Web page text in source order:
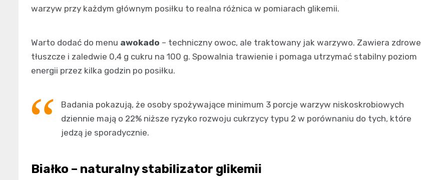
warzyw przy każdym głównym posiłku to realna różnica w pomiarach glikemii.
Warto dodać do menu awokado – techniczny owoc, ale traktowany jak warzywo. Zawiera zdrowe
tłuszcze i zaledwie 0,4 g cukru na 100 g. Spowalnia trawienie i pomaga utrzymać stabilny poziom
energii przez kilka godzin po posiłku.
Badania pokazują, że osoby spożywające minimum 3 porcje warzyw niskoskrobiowych
dziennie mają o 22% niższe ryzyko rozwoju cukrzycy typu 2 w porównaniu do tych, które
jedzą je sporadycznie.
Białko – naturalny stabilizator glikemii